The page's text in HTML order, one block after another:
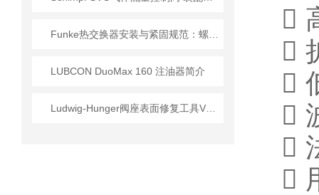
LUBCON DuoMax 160 注油器简介





